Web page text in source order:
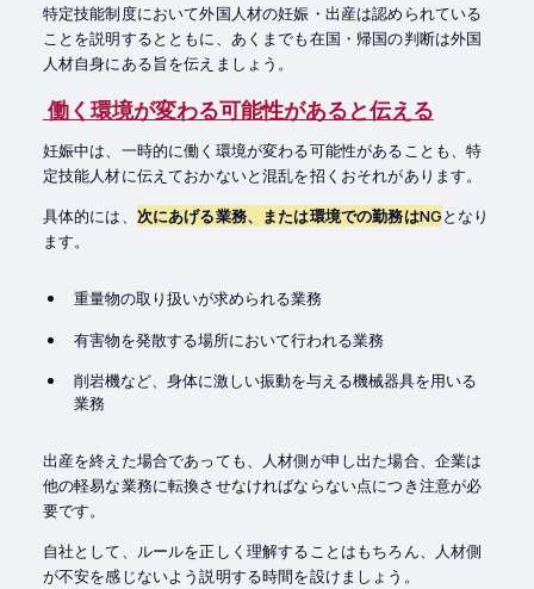
特定技能制度において外国人材の妊娠・出産は認められている
ことを説明するとともに、あくまでも在国・帰国の判断は外国
人材自身にある旨を伝えましょう。
働く環境が変わる可能性があると伝える
妊娠中は、一時的に働く環境が変わる可能性があることも、特
定技能人材に伝えておかないと混乱を招くおそれがあります。
具体的には、 次にあげる業務、または環境での勤務はNGとなり
ます。
重量物の取り扱いが求められる業務
有害物を発散する場所において行われる業務
削岩機など、身体に激しい振動を与える機械器具を用いる
業務
出産を終えた場合であっても、人材側が申し出た場合、企業は
他の軽易な業務に転換させなければならない点につき注意が必
要です。
自社として、ルールを正しく理解することはもちろん、人材側
が不安を感じないよう説明する時間を設けましょう。